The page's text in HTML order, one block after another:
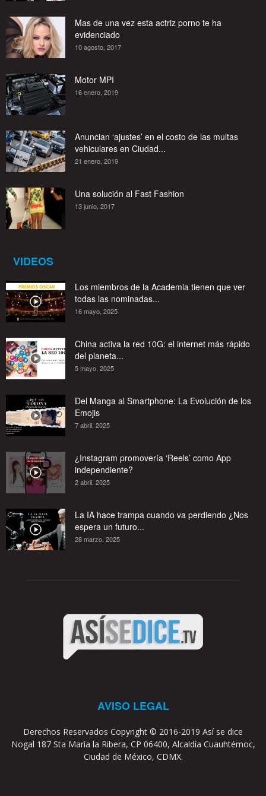
Mas de una vez esta actriz porno te ha
evidenciado
10 agosto, 2017
Motor MPI
16 enero, 2019
Anuncian ‘ajustes’ en el costo de las multas
vehiculares en Ciudad...
21 enero, 2019
Una solución al Fast Fashion
13 junio, 2017
VIDEOS
Los miembros de la Academia tienen que ver
todas las nominadas...
16 mayo, 2025
China activa la red 10G: el internet más rápido
del planeta...
5 mayo, 2025
Del Manga al Smartphone: La Evolución de los
Emojis
7 abril, 2025
¿Instagram promovería ‘Reels’ como App
independiente?
2 abril, 2025
La IA hace trampa cuando va perdiendo ¿Nos
espera un futuro...
28 marzo, 2025
AVISO LEGAL
Derechos Reservados Copyright © 2016-2019 Así se dice
Nogal 187 Sta María la Ribera, CP 06400, Alcaldía Cuauhtémoc,
Ciudad de México, CDMX.